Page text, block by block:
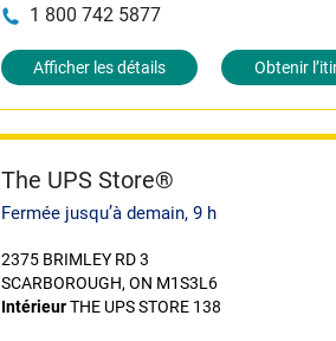
1 800 742 5877
Afficher les détails Obtenir
The UPS Store®
Fermée jusqu’à demain, 9 h
2375 BRIMLEY RD 3
SCARBOROUGH, ON M1S3L6
IntérieurTHE UPS STORE 138